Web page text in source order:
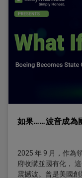
如果……波音成為
2025 年 9 月，作為
府收購並國有化，
震撼波。曾是美國創